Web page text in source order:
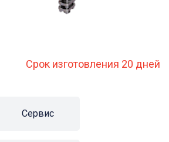
Срок изготовления 20 дней
Сервис